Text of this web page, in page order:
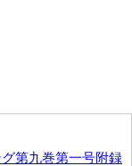
第九巻第一号附録